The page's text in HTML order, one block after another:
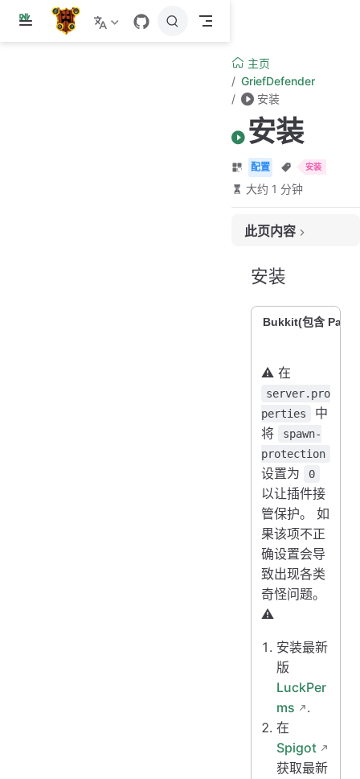
跳
主页
GriefDefender
安装
安装
配置 安装
大约 1 分钟
此页内容
配置
安装
Bukkit(包含
⚠️ 在
server.pro
perties
中
将
spawn-
protection
设置为 0
以让插件接
管保护。 如
果该项不正
确设置会导
致出现各类
奇怪问题。
⚠️
安装最新
版
LuckPer
ms
.
在
Spigot
获取最新